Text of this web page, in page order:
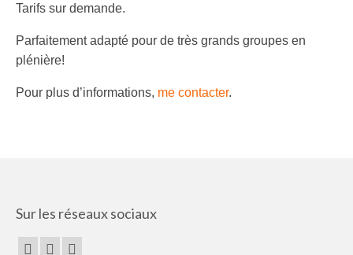
Tarifs sur demande.
Parfaitement adapté pour de très grands groupes en
plénière!
Pour plus d’informations, me contacter.
Sur les réseaux sociaux